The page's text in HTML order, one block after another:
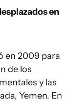
en
en 2009 para
de los
y las
Yemen. En